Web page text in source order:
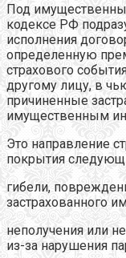
Под
кодексе РФ
исполнения
определенную
страхового
другому лицу, в
причиненные
имущественным
Это направление
покрытия
гибели,
застрахованного
неполучения или
из-за нарушения